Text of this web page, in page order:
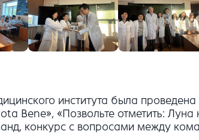
института была
Bene», «Позвольте отметить:
конкурс с вопросами между